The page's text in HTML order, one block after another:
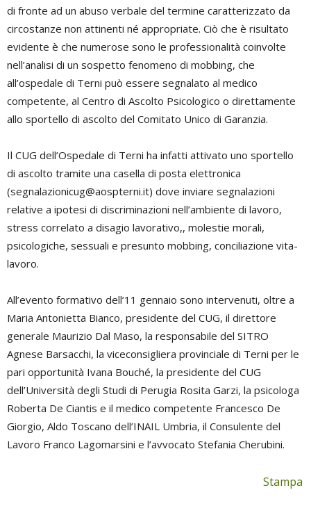
di fronte ad un abuso verbale del termine caratterizzato da
circostanze non attinenti né appropriate. Ciò che è risultato
evidente è che numerose sono le professionalità coinvolte
nell’analisi di un sospetto fenomeno di mobbing, che
all’ospedale di Terni può essere segnalato al medico
competente, al Centro di Ascolto Psicologico o direttamente
allo sportello di ascolto del Comitato Unico di Garanzia.
Il CUG dell’Ospedale di Terni ha infatti attivato uno sportello
di ascolto tramite una casella di posta elettronica
(segnalazionicug@aospterni.it) dove inviare segnalazioni
relative a ipotesi di discriminazioni nell’ambiente di lavoro,
stress correlato a disagio lavorativo,, molestie morali,
psicologiche, sessuali e presunto mobbing, conciliazione vita-
lavoro.
All’evento formativo dell’11 gennaio sono intervenuti, oltre a
Maria Antonietta Bianco, presidente del CUG, il direttore
generale Maurizio Dal Maso, la responsabile del SITRO
Agnese Barsacchi, la viceconsigliera provinciale di Terni per le
pari opportunità Ivana Bouché, la presidente del CUG
dell’Università degli Studi di Perugia Rosita Garzi, la psicologa
Roberta De Ciantis e il medico competente Francesco De
Giorgio, Aldo Toscano dell’INAIL Umbria, il Consulente del
Lavoro Franco Lagomarsini e l’avvocato Stefania Cherubini.
Stampa